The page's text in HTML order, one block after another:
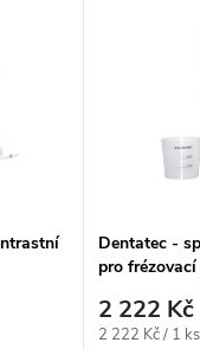
Dentatec -
pro frézovací
2 222 Kč
Měrná
2 222 Kč / 1 ks